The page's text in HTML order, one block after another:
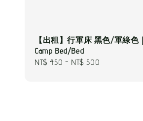
【出租】行軍床 黑色/軍綠色｜
Camp Bed/Bed
Regular
NT$ 450 - NT$ 500